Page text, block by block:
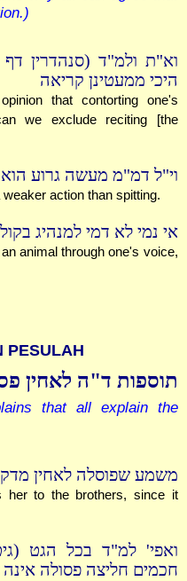
וא"ת ולמ"ד (סנהדרין
היכי ממעטינן קריאה
that contorting one's
we exclude reciting [the
וי"ל דמ"מ מעשה גרוע
action than spitting.
אי נמי לא דמי למנהיג
animal through one's voice,
PESULAH
תוספות ד"ה לאחין
that all explain the
משמע שפוסלה לאחין
her to the brothers, since it
ואפי' למ"ד בכל הגט
חכמים חליצה פסולה